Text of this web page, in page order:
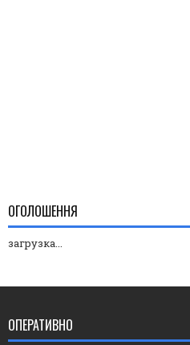
ОГОЛОШЕННЯ
загрузка...
ОПЕРАТИВНО